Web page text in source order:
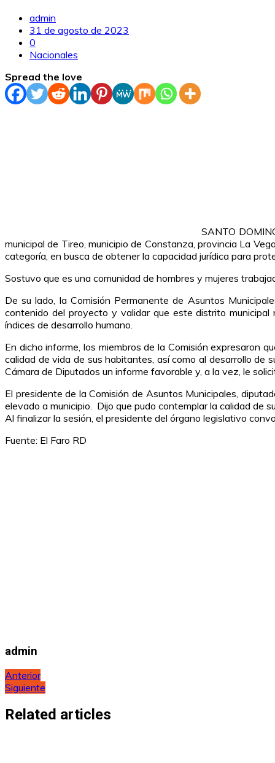
admin
31 de agosto de 2023
0
Nacionales
Spread the love
SANTO
municipal de Tireo, municipio de Constanza, provincia La
categoría, en busca de obtener la capacidad jurídica para
Sostuvo que es una comunidad de hombres y mujeres
De su lado, la Comisión Permanente de Asuntos
contenido del proyecto y validar que este distrito
índices de desarrollo humano.
En dicho informe, los miembros de la Comisión expresaron
calidad de vida de sus habitantes, así como al desarrollo de
Cámara de Diputados un informe favorable y, a la vez, le
El presidente de la Comisión de Asuntos Municipales,
elevado a municipio. Dijo que pudo contemplar la calidad de
Al finalizar la sesión, el presidente del órgano legislativo
Fuente: El Faro RD
admin
Navegación
de
entradas
Anterior
Siguiente
Related articles